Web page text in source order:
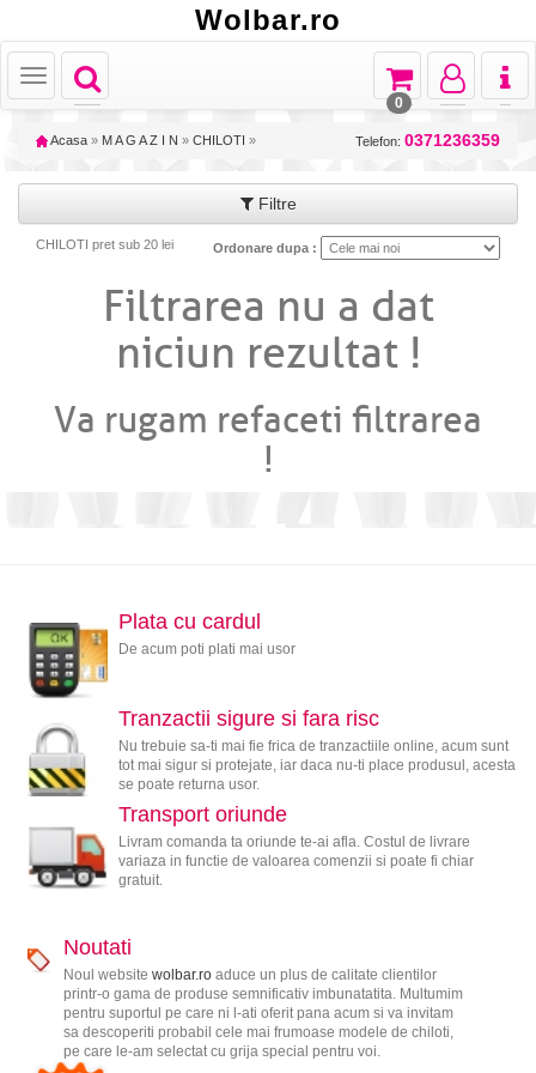
Wolbar.ro
Toggle
navigation
Toggle
Toggle
navigation
Toggle
navigation
Toggle
navigation
0
Acasa » M A G A Z I N » CHILOTI » Telefon: 0371236359
Filtre
CHILOTI pret sub 20 lei Ordonare dupa :
Filtrarea nu a dat
niciun rezultat !
Va rugam refaceti filtrarea
!
Plata cu cardul
De acum poti plati mai usor
Tranzactii sigure si fara risc
Nu trebuie sa-ti mai fie frica de tranzactiile online, acum sunt
tot mai sigur si protejate, iar daca nu-ti place produsul, acesta
se poate returna usor.
Transport oriunde
Livram comanda ta oriunde te-ai afla. Costul de livrare
variaza in functie de valoarea comenzii si poate fi chiar
gratuit.
Noutati
Noul website wolbar.roaduce un plus de calitate clientilor
printr-o gama de produse semnificativ imbunatatita. Multumim
pentru suportul pe care ni l-ati oferit pana acum si va invitam
sa descoperiti probabil cele mai frumoase modele de chiloti,
pe care le-am selectat cu grija special pentru voi.